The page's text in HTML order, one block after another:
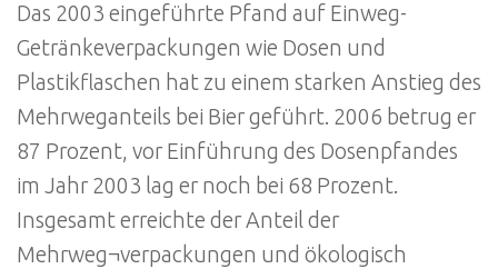
Das 2003 eingeführte Pfand auf Einweg-
Getränkeverpackungen wie Dosen und
Plastikflaschen hat zu einem starken Anstieg des
Mehrweganteils bei Bier geführt. 2006 betrug er
87 Prozent, vor Einführung des Dosenpfandes
im Jahr 2003 lag er noch bei 68 Prozent.
Insgesamt erreichte der Anteil der
Mehrweg¬verpackungen und ökologisch